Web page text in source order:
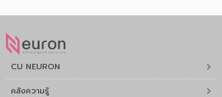
CU NEURON
คลังความรู้